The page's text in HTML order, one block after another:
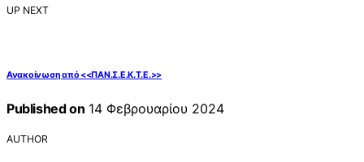
UP NEXT
Ανακοίνωση από <<ΠΑΝ.Σ.Ε.Κ.Τ.Ε.>>
Published on 14 Φεβρουαρίου 2024
AUTHOR